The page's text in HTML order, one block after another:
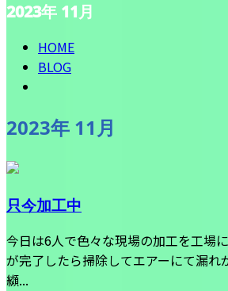
CONTACT
2023年 11月
HOME
BLOG
2023年 11月
只今加工中
今日は6人で色々な現場の加工を工場
が完了したら掃除してエアーにて漏れ
纐...